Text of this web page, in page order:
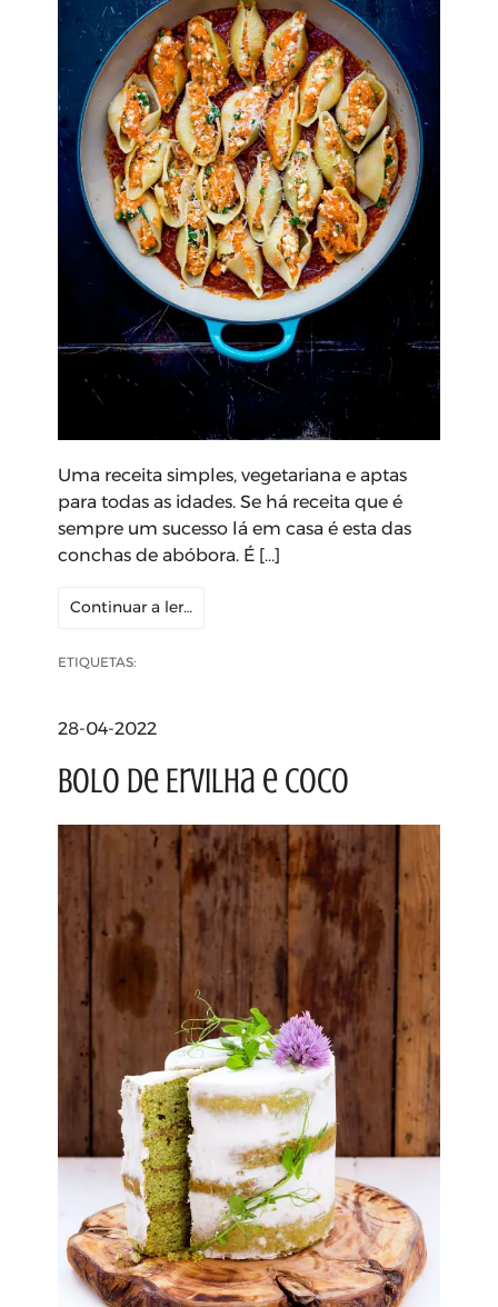
Uma receita simples, vegetariana e aptas
para todas as idades. Se há receita que é
sempre um sucesso lá em casa é esta das
conchas de abóbora. É […]
Continuar a ler…
ETIQUETAS:
28-04-2022
Bolo de Ervilha e Coco